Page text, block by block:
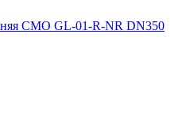
СМО GL-01-R-NR DN350